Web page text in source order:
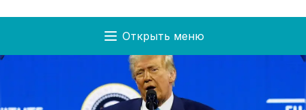
Открыть меню